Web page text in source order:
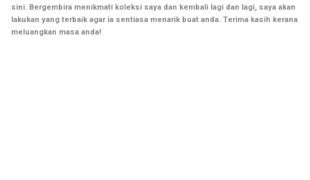
sini. Bergembira menikmati koleksi saya dan kembali lagi dan lagi, saya akan
lakukan yang terbaik agar ia sentiasa menarik buat anda. Terima kasih kerana
meluangkan masa anda!